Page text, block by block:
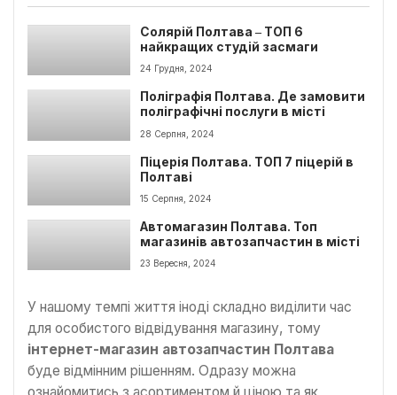
Солярій Полтава ‒ ТОП 6
найкращих студій засмаги
24 Грудня, 2024
Поліграфія Полтава. Де замовити
поліграфічні послуги в місті
28 Серпня, 2024
Піцерія Полтава. ТОП 7 піцерій в
Полтаві
15 Серпня, 2024
Автомагазин Полтава. Топ
магазинів автозапчастин в місті
23 Вересня, 2024
У нашому темпі життя іноді складно виділити час
для особистого відвідування магазину, тому
інтернет-магазин автозапчастин Полтава
буде відмінним рішенням. Одразу можна